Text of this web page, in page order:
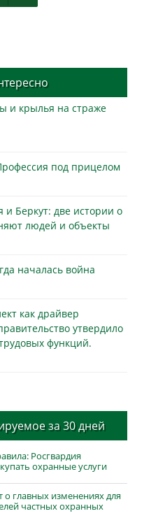
и крылья на страже
под прицелом
Беркут: две истории о
людей и объекты
началась война
как драйвер
утвердило
функций.
за 30 дней
Росгвардия
охранные услуги
главных изменениях для
частных охранных